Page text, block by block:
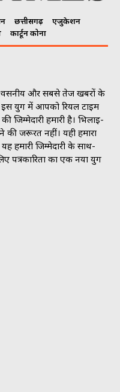
छत्तीसगढ़
एजुकेशन
कार्टून कोना
और सबसे तेज खबरों के
इस युग में आपको रियल टाइम
हमारी है। भिलाई-
जरूरत नहीं। यही हमारा
जिम्मेदारी के साथ-
पत्रकारिता का एक नया युग